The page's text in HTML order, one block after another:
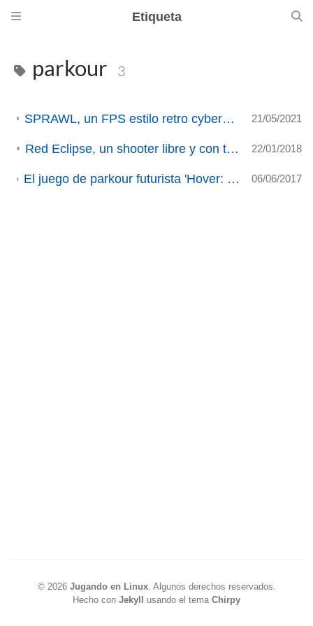
Etiqueta
parkour 3
SPRAWL, un FPS estilo retro cyberpunk, llegará nativo a Linux 21/05/2021
Red Eclipse, un shooter libre y con toques de parkour. 22/01/2018
El juego de parkour futurista 'Hover: Revolt Of Gamers' ya está disponible en Linux/SteamOS 06/06/2017
© 2026 Jugando en Linux. Algunos derechos reservados.
Hecho con Jekyll usando el tema Chirpy